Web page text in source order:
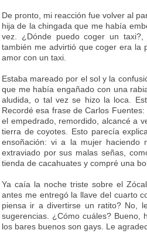
De pronto, mi reacción fue volver al
hija de la chingada que me había
vez. ¿Dónde puedo coger un
también me advirtió que coger era la
amor con un taxi.
Estaba mareado por el sol y la
que me había engañado con una
aludida, o tal vez se hizo la loca.
Recordé esa frase de Carlos
el empedrado, remordido, alcancé a
tierra de coyotes. Esto parecía
ensoñación: vi a la mujer haciendo
extraviado por sus malas señas,
tienda de cacahuates y compré una
Ya caía la noche triste sobre el
antes me entregó la llave del cuarto
piensa ir a divertirse un ratito? No,
sugerencias. ¿Cómo cuáles?
los bares buenos son gays. Le